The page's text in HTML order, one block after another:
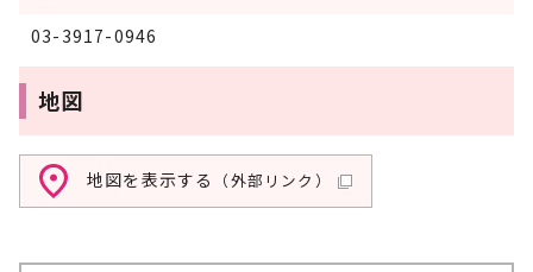
03-3917-0946
地図
地図を表示する （外部リンク）